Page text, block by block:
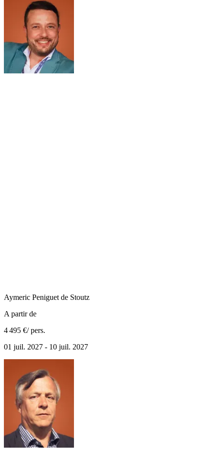
Aymeric Peniguet de Stoutz
A partir de
4 495 €/ pers.
01 juil. 2027 - 10 juil. 2027